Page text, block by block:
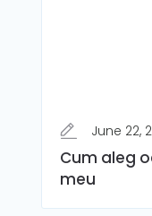
June 22,
Cum aleg
meu